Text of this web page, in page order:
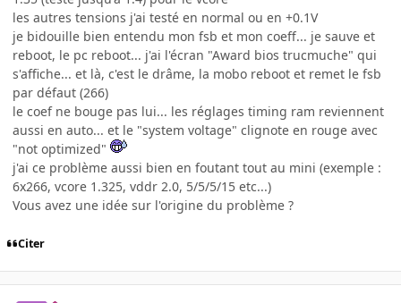
les autres tensions j'ai testé en normal ou en +0.1V
je bidouille bien entendu mon fsb et mon coeff... je sauve et
reboot, le pc reboot... j'ai l'écran "Award bios trucmuche" qui
s'affiche... et là, c'est le drâme, la mobo reboot et remet le fsb
par défaut (266)
le coef ne bouge pas lui... les réglages timing ram reviennent
aussi en auto... et le "system voltage" clignote en rouge avec
"not optimized"
j'ai ce problème aussi bien en foutant tout au mini (exemple :
6x266, vcore 1.325, vddr 2.0, 5/5/5/15 etc...)
Vous avez une idée sur l'origine du problème ?
Citer